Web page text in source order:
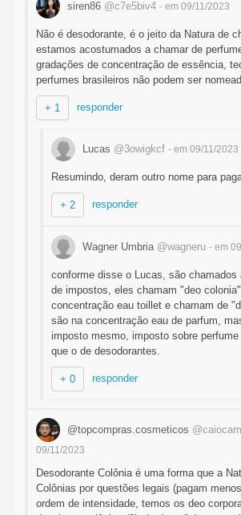
siren86 @c7e5biv4 - em 09/11/2023
Não é desodorante, é o jeito da Natura de
estamos acostumados a chamar de
gradações de concentração de essência,
perfumes brasileiros não podem ser
+ 1 responder
Lucas @3owigkcf - em 09/11/2023
Resumindo, deram outro nome para
+ 2 responder
Wagner Umbria @wagneru - em
conforme disse o Lucas, são chamados
de impostos, eles chamam "deo
concentração eau toillet e chamam de
são na concentração eau de parfum,
imposto mesmo, imposto sobre
que o de desodorantes.
+ 0 responder
@topcompras.cosmeticos
09/11/2023
Desodorante Colônia é uma forma que a
Colônias por questões legais (pagam
ordem de intensidade, temos os deo